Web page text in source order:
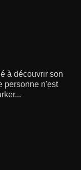
à découvrir son
personne n'est